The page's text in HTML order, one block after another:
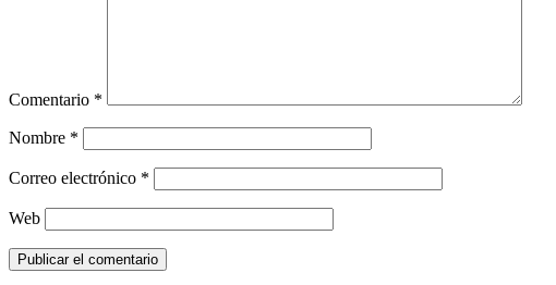
Comentario *
Nombre *
Correo electrónico *
Web